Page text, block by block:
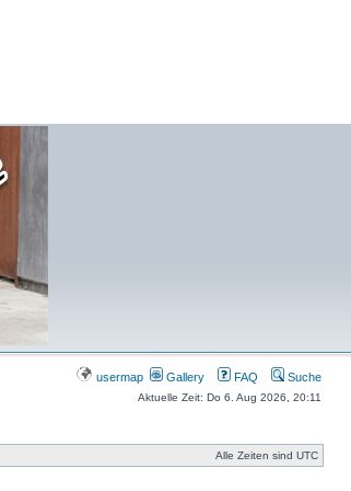
usermap Gallery FAQ Suche
Aktuelle Zeit: Do 6. Aug 2026, 20:11
Alle Zeiten sind UTC